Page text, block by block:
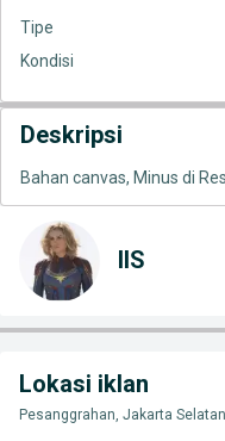
Tipe
Kondisi
Deskripsi
Bahan canvas, Minus di
IIS
Lokasi iklan
Pesanggrahan, Jakarta